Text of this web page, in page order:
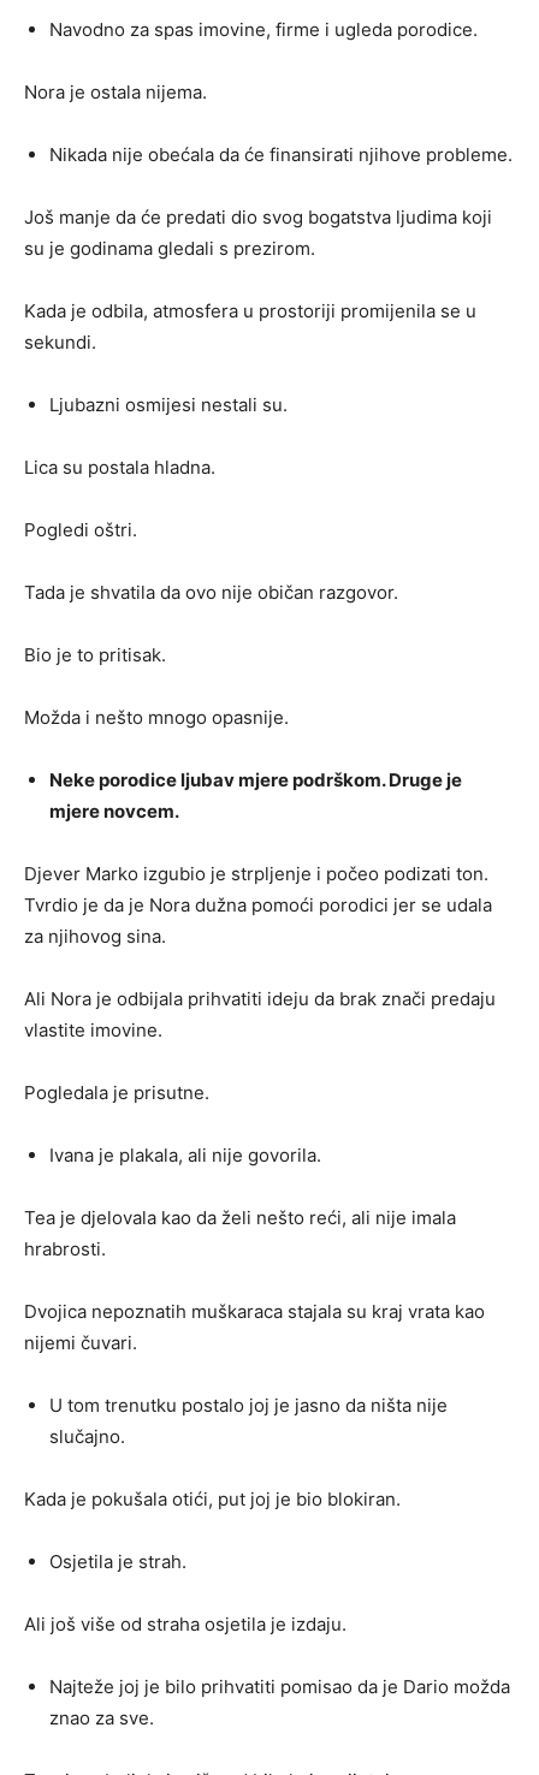
Navodno za spas imovine, firme i ugleda porodice.
Nora je ostala nijema.
Nikada nije obećala da će finansirati njihove probleme.
Još manje da će predati dio svog bogatstva ljudima koji
su je godinama gledali s prezirom.
Kada je odbila, atmosfera u prostoriji promijenila se u
sekundi.
Ljubazni osmijesi nestali su.
Lica su postala hladna.
Pogledi oštri.
Tada je shvatila da ovo nije običan razgovor.
Bio je to pritisak.
Možda i nešto mnogo opasnije.
Neke porodice ljubav mjere podrškom. Druge je
mjere novcem.
Djever Marko izgubio je strpljenje i počeo podizati ton.
Tvrdio je da je Nora dužna pomoći porodici jer se udala
za njihovog sina.
Ali Nora je odbijala prihvatiti ideju da brak znači predaju
vlastite imovine.
Pogledala je prisutne.
Ivana je plakala, ali nije govorila.
Tea je djelovala kao da želi nešto reći, ali nije imala
hrabrosti.
Dvojica nepoznatih muškaraca stajala su kraj vrata kao
nijemi čuvari.
U tom trenutku postalo joj je jasno da ništa nije
slučajno.
Kada je pokušala otići, put joj je bio blokiran.
Osjetila je strah.
Ali još više od straha osjetila je izdaju.
Najteže joj je bilo prihvatiti pomisao da je Dario možda
znao za sve.